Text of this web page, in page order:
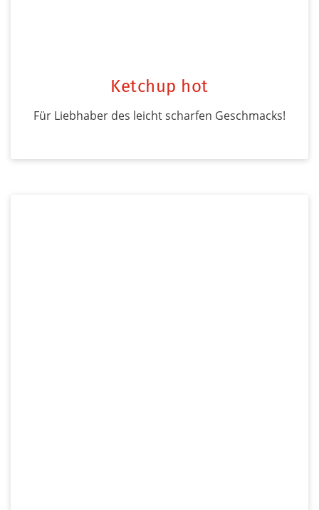
Ketchup hot
Für Liebhaber des leicht scharfen Geschmacks!